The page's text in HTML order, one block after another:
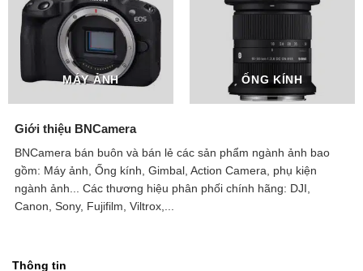
MÁY ẢNH ỐNG KÍNH
Giới thiệu BNCamera
BNCamera bán buôn và bán lẻ các sản phẩm ngành ảnh bao
gồm: Máy ảnh, Ống kính, Gimbal, Action Camera, phụ kiện
ngành ảnh...
Các thương hiệu phân phối chính hãng: DJI,
Canon, Sony, Fujifilm, Viltrox,...
Thông tin